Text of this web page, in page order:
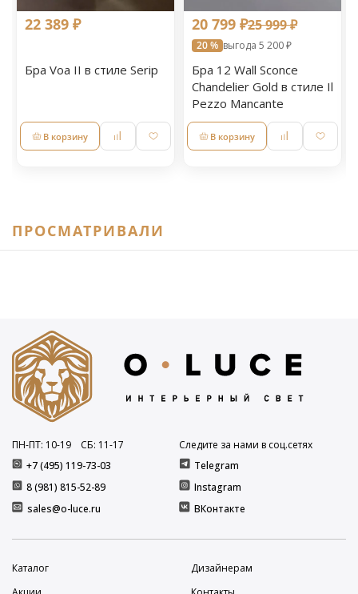
22 389 ₽
Бра Voa II в стиле Serip
В корзину
20 799 ₽25 999 ₽
20 % выгода 5 200 ₽
Бра 12 Wall Sconce
Chandelier Gold в стиле Il
Pezzo Mancante
В корзину
ПРОСМАТРИВАЛИ
+7 (495) 119-73-03
8 (981) 815-52-89
ПН-ПТ: 10-19 СБ: 11-17
sales@o-luce.ru
Следите за нами в соц.сетях
Telegram
Instagram
ВКонтакте
Каталог
Дизайнерам